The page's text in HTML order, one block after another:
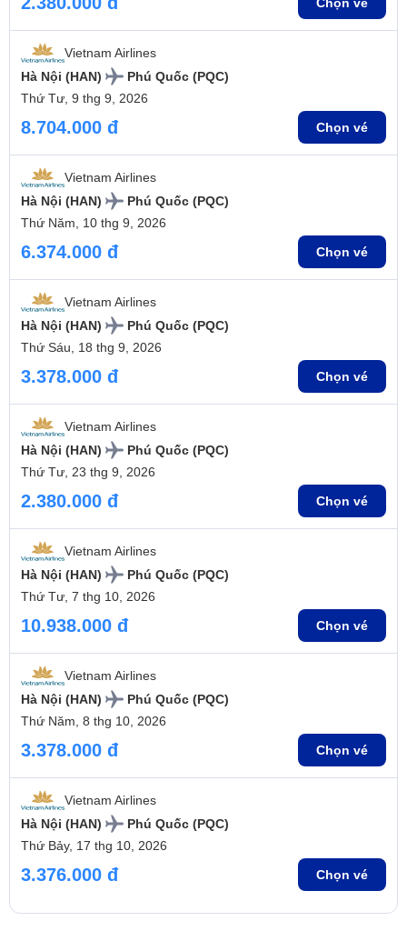
Vietnam Airlines
Hà Nội (HAN)
Phú Quốc (PQC)
Thứ Tư, 9 thg 9, 2026
8.704.000 đ Chọn vé
Vietnam Airlines
Hà Nội (HAN)
Phú Quốc (PQC)
Thứ Năm, 10 thg 9, 2026
6.374.000 đ Chọn vé
Vietnam Airlines
Hà Nội (HAN)
Phú Quốc (PQC)
Thứ Sáu, 18 thg 9, 2026
3.378.000 đ Chọn vé
Vietnam Airlines
Hà Nội (HAN)
Phú Quốc (PQC)
Thứ Tư, 23 thg 9, 2026
2.380.000 đ Chọn vé
Vietnam Airlines
Hà Nội (HAN)
Phú Quốc (PQC)
Thứ Tư, 7 thg 10, 2026
10.938.000 đ Chọn vé
Vietnam Airlines
Hà Nội (HAN)
Phú Quốc (PQC)
Thứ Năm, 8 thg 10, 2026
3.378.000 đ Chọn vé
Vietnam Airlines
Hà Nội (HAN)
Phú Quốc (PQC)
Thứ Bảy, 17 thg 10, 2026
3.376.000 đ Chọn vé